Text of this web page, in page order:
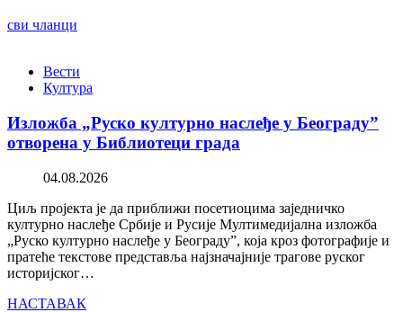
сви чланци
Вести
Култура
Изложба „Руско културно наслеђе у Београду”
отворена у Библиотеци града
04.08.2026
Циљ пројекта је да приближи посетиоцима заједничко
културно наслеђе Србије и Русије Мултимедијална изложба
„Руско културно наслеђе у Београду”, која кроз фотографије и
пратеће текстове представља најзначајније трагове руског
историјског…
НАСТАВАК